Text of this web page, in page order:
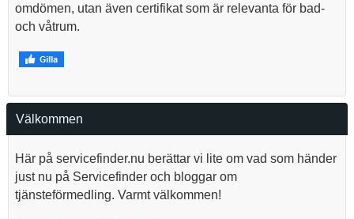
omdömen, utan även certifikat som är relevanta för bad-
och våtrum.
Välkommen
Här på servicefinder.nu berättar vi lite om vad som händer
just nu på Servicefinder och bloggar om
tjänsteförmedling. Varmt välkommen!